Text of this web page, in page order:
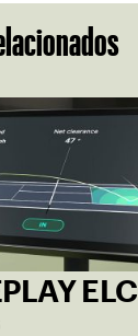
ELC